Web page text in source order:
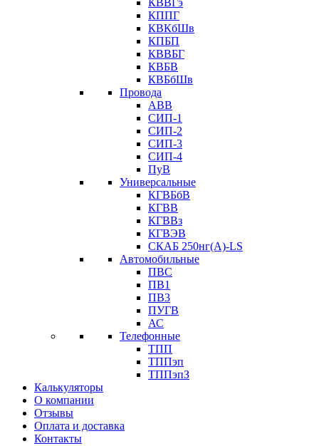
КВВГэ
КППГ
КВКбШв
КПБП
КВВБГ
КВБВ
КВБбШв
Провода
АВВ
СИП-1
СИП-2
СИП-3
СИП-4
ПуВ
Универсальные
КГВБбВ
КГВВ
КГВВз
КГВЭВ
СКАБ 250нг(А)-LS
Автомобильные
ПВС
ПВ1
ПВ3
ПУГВ
АС
Телефонные
ТПП
ТППэп
ТППэпЗ
Калькуляторы
О компании
Отзывы
Оплата и доставка
Контакты